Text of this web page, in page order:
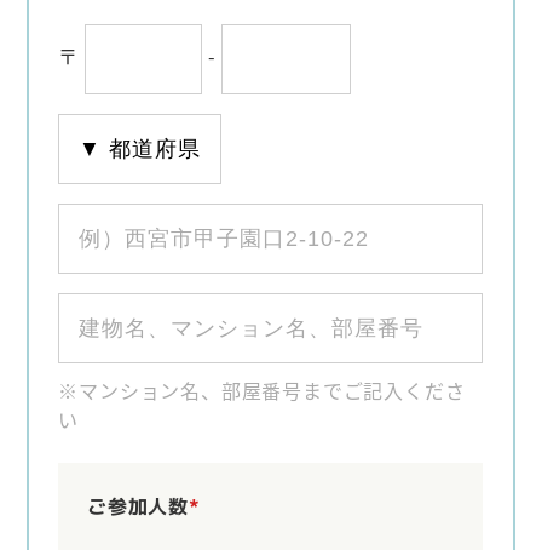
〒 -
※マンション名、部屋番号までご記入くださ
い
ご参加人数*